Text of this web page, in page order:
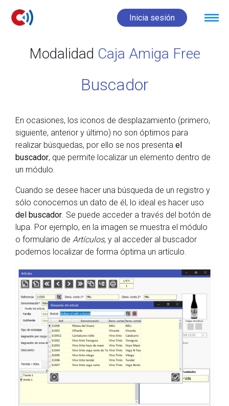
Inicia sesión
Modalidad Caja Amiga Free
Buscador
En ocasiones, los iconos de desplazamiento (primero,
siguiente, anterior y último) no son óptimos para
realizar búsquedas, por ello se nos presenta el
buscador, que permite localizar un elemento dentro de
un módulo.
Cuando se desee hacer una búsqueda de un registro y
sólo conocemos un dato de él, lo ideal es hacer uso
del buscador. Se puede acceder a través del botón de
lupa. Por ejemplo, en la imagen se muestra el módulo
o formulario de Artículos, y al acceder al buscador
podemos localizar de forma óptima un artículo.